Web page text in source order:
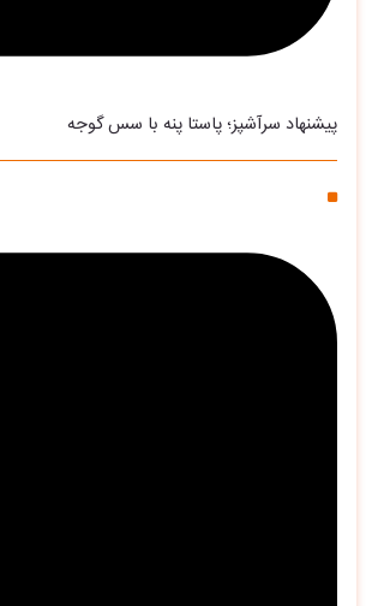
پیشنهاد سرآشپز؛ پاستا پنه با سس گوجه